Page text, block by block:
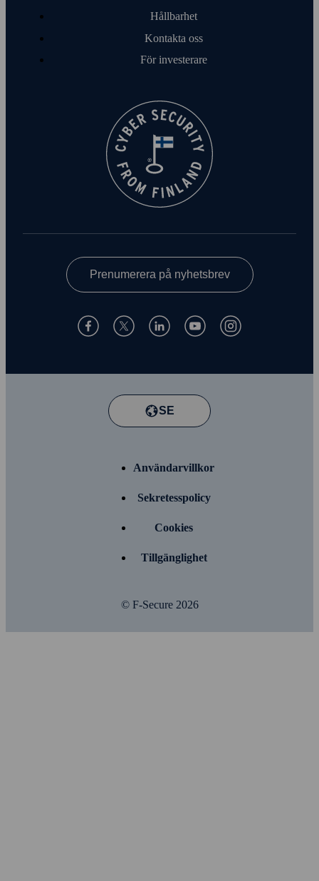
Hållbarhet
Kontakta oss
För investerare
Prenumerera på nyhetsbrev
SE
Användar­villkor
Sekretess­policy
Cookies
Tillgänglighet
© F-Secure 2026